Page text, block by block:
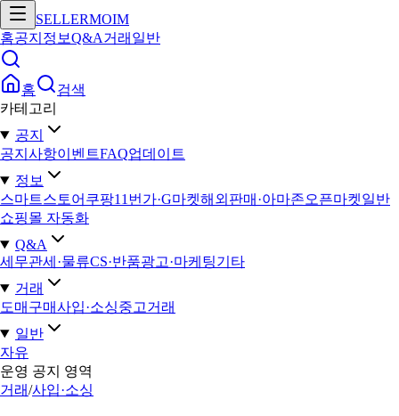
SELLERMOIM
홈공지 정보Q&A거래 일반
홈
검색
카테고리
공지
공지사항이벤트FAQ업데이트
정보
스마트스토어 쿠팡11번가·G마켓해외판매·아마존오픈마켓일반
쇼핑몰 자동화
Q&A
세무관세·물류CS·반품광고·마케팅기타
거래
도매구매사입·소싱중고거래
일반
자유
운영 공지 영역
거래/사입·소싱